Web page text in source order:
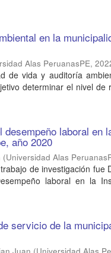
en la
Alas PeruanasPE,
de vida y auditoría
determinar el nivel
laboral en
año 2020
(Universidad Alas
de investigación fue
laboral en la
servicio de la